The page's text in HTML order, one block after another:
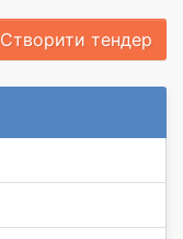
Створити тендер